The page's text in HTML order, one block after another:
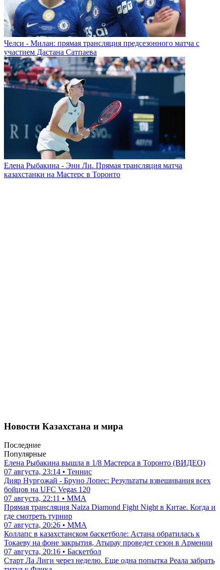
Челси - Милан: прямая трансляция предсезонного матча с
участием Дастана Сатпаева
Елена Рыбакина - Энн Ли. Прямая трансляция матча
казахстанки на Мастерс в Торонто
Новости Казахстана и мира
Последние
Популярные
Елена Рыбакина вышла в 1/8 Мастерса в Торонто (ВИДЕО)
07 августа, 23:14 • Теннис
Дияр Нургожай - Бруно Лопес: Результаты взвешивания всех
бойцов на UFC Vegas 120
07 августа, 22:11 • ММА
Прямая трансляция Naiza Diamond Fight Night в Китае. Когда и
где смотреть турнир
07 августа, 20:26 • ММА
Коллапс в казахстанском баскетболе: Астана обратилась к
Токаеву на фоне закрытия, Атырау проведет сезон в Армении
07 августа, 20:16 • Баскетбол
Старт Ла Лиги через неделю. Еще одна попытка Реала забрать